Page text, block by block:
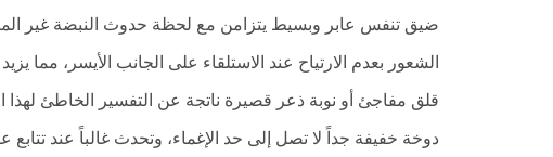
ضيق تنفس عابر وبسيط يتزامن مع لحظة حدوث النبضة غير
الشعور بعدم الارتياح عند الاستلقاء على الجانب الأيسر، مما
قلق مفاجئ أو نوبة ذعر قصيرة ناتجة عن التفسير الخاطئ لهذا
دوخة خفيفة جداً لا تصل إلى حد الإغماء، وتحدث غالباً عند